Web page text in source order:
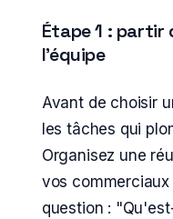
Étape 1 :
l'équipe
Avant de choisir
les tâches qui
Organisez une
vos
question :